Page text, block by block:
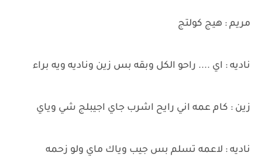
مريم : هيج كولتج
ناديه : اي .... راحو الكل وبقه بس زين وناديه ويه براء
زين : كام عمه اني رايح اشرب جاي اجيبلج شي وياي
ناديه : لاعمه تسلم بس جيب وياك ماي ولو زحمه